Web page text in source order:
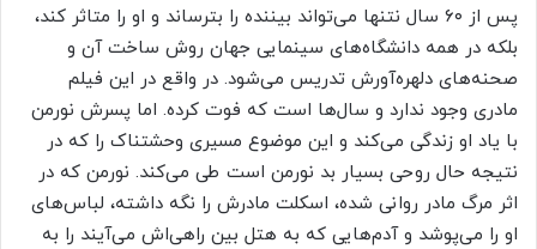
پس از ۶۰ سال نتنها می‌تواند بیننده را بترساند و او را متاثر کند،
بلکه در همه دانشگاه‌های سینمایی جهان روش ساخت آن و
صحنه‌های دلهره‌آورش تدریس می‌شود. در واقع در این فیلم
مادری وجود ندارد و سال‌ها است که فوت کرده. اما پسرش نورمن
با یاد او زندگی می‌کند و این موضوع مسیری وحشتناک را که در
نتیجه حال روحی بسیار بد نورمن است طی می‌کند. نورمن که در
اثر مرگ مادر روانی شده، اسکلت مادرش را نگه داشته، لباس‌های
او را می‌پوشد و آدم‌هایی که به هتل بین راهی‌اش می‌آیند را به